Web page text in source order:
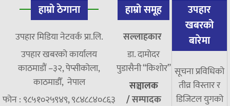
हाम्रो ठेगाना
उपहार मिडिया नेटवर्क प्रा.लि.
उपहार खबरको कार्यालय
काठमाडौं –३२, पेप्सीकोला,
काठमाडौँ, नेपाल
फोन : ९८५१०२५९४९, ९८४८८४०८६३
हाम्रो समूह
सल्लाहकार
डा. दामाेदर
पुडासैनी “किशाेर”
सञ्चालक
/सम्पादक
उपहार
खबरको
बारेमा
सूचना प्रविधिको
तीव्र विस्तार र
डिजिटल युगको